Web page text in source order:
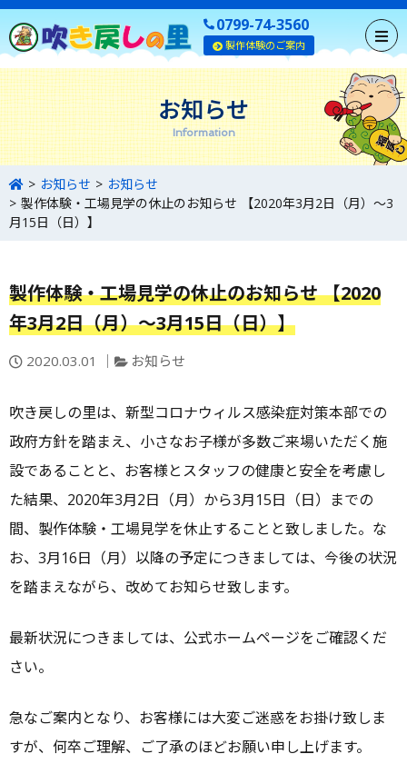
0799-74-3560
製作体験のご案内
お知らせ
Information
お知らせ
お知らせ
製作体験・工場見学の休止のお知らせ 【2020年3月2日（月）～3
月15日（日）】
製作体験・工場見学の休止のお知らせ 【2020
年3月2日（月）～3月15日（日）】
投 2020.03.01
カ
リ
ー
お知らせ
吹き戻しの里は、新型コロナウィルス感染症対策本部での
政府方針を踏まえ、小さなお子様が多数ご来場いただく施
設であることと、お客様とスタッフの健康と安全を考慮し
た結果、2020年3月2日（月）から3月15日（日）までの
間、製作体験・工場見学を休止することと致しました。な
お、3月16日（月）以降の予定につきましては、今後の状況
を踏まえながら、改めてお知らせ致します。
最新状況につきましては、公式ホームページをご確認くだ
さい。
急なご案内となり、お客様には大変ご迷惑をお掛け致しま
すが、何卒ご理解、ご了承のほどお願い申し上げます。